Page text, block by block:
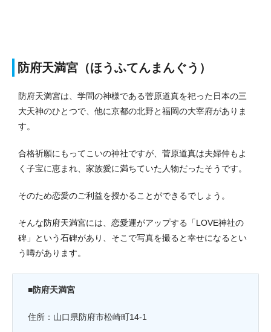
防府天満宮（ほうふてんまんぐう）
防府天満宮は、学問の神様である菅原道真を祀った日本の三
大天神のひとつで、他に京都の北野と福岡の大宰府がありま
す。
合格祈願にもってこいの神社ですが、菅原道真は夫婦仲もよ
く子宝に恵まれ、家族愛に満ちていた人物だったそうです。
そのため恋愛のご利益を授かることができるでしょう。
そんな防府天満宮には、恋愛運がアップする「LOVE神社の
碑」という石碑があり、そこで写真を撮ると幸せになるとい
う噂があります。
■防府天満宮
住所：山口県防府市松崎町14-1